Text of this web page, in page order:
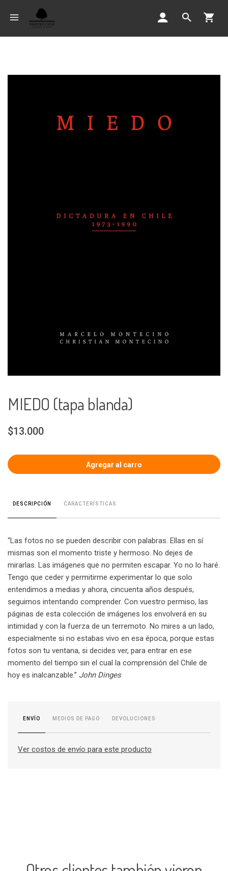
MIEDO (tapa blanda)
$13.000
DESCRIPCIÓN CARACTERÍSTICAS
“Las fotos no se pueden describir con palabras. Ellas en sí
mismas son el momento triste y hermoso. No dejes de
mirarlas. Las imágenes que no permiten escapar. Yo no lo haré.
Tengo que ceder y permitirme experimentar lo que solo
entendimos a medias y ahora, cincuenta años después,
seguimos intentando comprender. Con vuestro permiso, las
páginas de esta colección de imágenes los envolverá en su
intimidad y con la fuerza de un terremoto. No mires a un lado,
especialmente si no estabas vivo en esa época, porque estas
fotos son tu ventana, si decides ver, para entrar en ese
momento del tiempo sin el cual la comprensión del Chile de
hoy es inalcanzable.” John Dinges
ENVÍO MEDIOS DE PAGO DEVOLUCIONES
Ver costos de envío para este producto